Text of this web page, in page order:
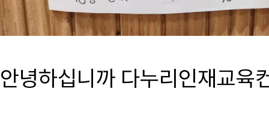
안녕하십니까 다누리인재교육